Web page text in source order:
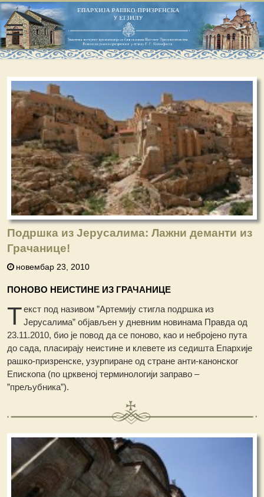
Подршка из Јерусалима: Лажни деманти из
Грачанице!
новембар 23, 2010
ПОНОВО НЕИСТИНЕ ИЗ ГРАЧАНИЦЕ
Текст под називом ”Артемију стигла подршка из
Јерусалима” објављен у дневним новинама Правда од
23.11.2010, био је повод да се поново, као и небројено пута
до сада, пласирају неистине и клевете из седишта Епархије
рашко-призренске, узурпиране од стране анти-канонског
Епископа (по црквеној терминологији заправо –
”прељубника”).